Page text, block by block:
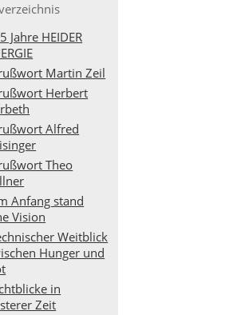
Jahre HEIDER
Martin Zeil
Herbert
Alfred
Theo
Anfang stand
Vision
Weitblick
Hunger und
in
Zeit